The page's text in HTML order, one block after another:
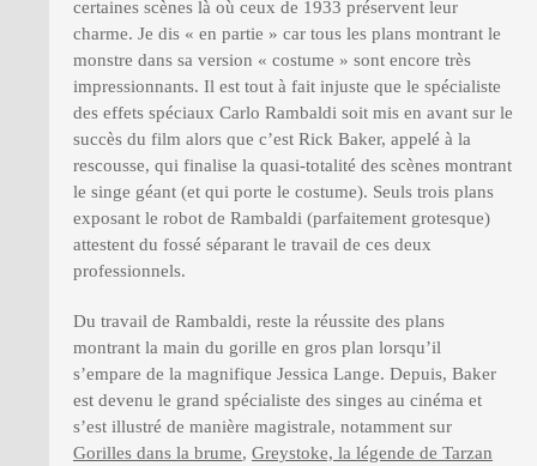
certaines scènes là où ceux de 1933 préservent leur
charme. Je dis « en partie » car tous les plans montrant le
monstre dans sa version « costume » sont encore très
impressionnants. Il est tout à fait injuste que le spécialiste
des effets spéciaux Carlo Rambaldi soit mis en avant sur le
succès du film alors que c’est Rick Baker, appelé à la
rescousse, qui finalise la quasi-totalité des scènes montrant
le singe géant (et qui porte le costume). Seuls trois plans
exposant le robot de Rambaldi (parfaitement grotesque)
attestent du fossé séparant le travail de ces deux
professionnels.
Du travail de Rambaldi, reste la réussite des plans
montrant la main du gorille en gros plan lorsqu’il
s’empare de la magnifique Jessica Lange. Depuis, Baker
est devenu le grand spécialiste des singes au cinéma et
s’est illustré de manière magistrale, notamment sur
Gorilles dans la brume, Greystoke, la légende de Tarzan